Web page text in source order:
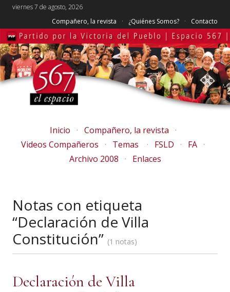
viernes 7 de agosto, 2026
Compañero, la revista
¿Quiénes Somos? Contacto
Inicio
Compañero, la revista
Videos Compañeros
Temas FSLD
FA
Archivo 2008
Enlaces
Notas con etiqueta
“Declaración de Villa
Constitución”
1 notas
Declaración de Villa